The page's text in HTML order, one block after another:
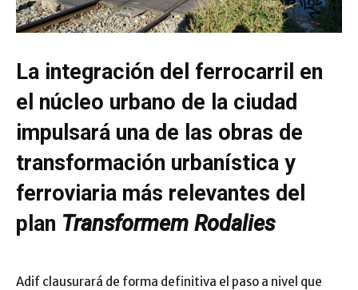
La integración del ferrocarril en
el núcleo urbano de la ciudad
impulsará una de las obras de
transformación urbanística y
ferroviaria más relevantes del
plan Transformem Rodalies
Adif clausurará de forma definitiva el paso a nivel que